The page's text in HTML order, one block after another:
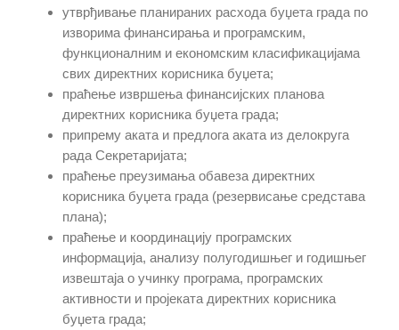
утврђивање планираних расхода буџета града по
изворима финансирања и програмским,
функционалним и економским класификацијама
свих директних корисника буџета;
праћење извршења финансијских планова
директних корисника буџета града;
припрему аката и предлога аката из делокруга
рада Секретаријата;
праћење преузимања обавеза директних
корисника буџета града (резервисање средстава
плана);
праћење и координацију програмских
информација, анализу полугодишњег и годишњег
извештаја о учинку програма, програмских
активности и пројеката директних корисника
буџета града;